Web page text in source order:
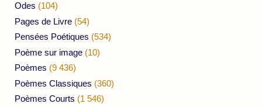
Odes (104)
Pages de Livre (54)
Pensées Poétiques (534)
Poème sur image (10)
Poèmes (9 436)
Poèmes Classiques (360)
Poèmes Courts (1 546)